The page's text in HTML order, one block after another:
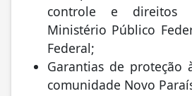
controle e direitos
Ministério Público
Federal;
Garantias de proteção
comunidade Novo